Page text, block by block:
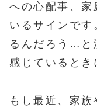
への心配事、家
いるサインで
るんだろう…と
感じているとき
もし最近、家